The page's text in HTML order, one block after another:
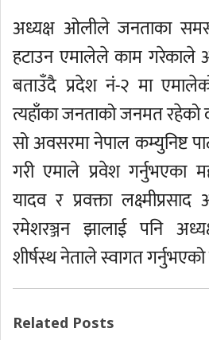
अध्यक्ष ओलीले जनताका
हटाउन एमालेले काम गरेकाले
बताउँदै प्रदेश नं-२ मा
त्यहाँका जनताको जनमत रहेको
सो अवसरमा नेपाल कम्युनिष्ट
गरी एमाले प्रवेश गर्नुभएका
यादव र प्रवक्ता
रमेशरञ्जन झालाई पनि
शीर्षस्थ नेताले स्वागत
Related Posts